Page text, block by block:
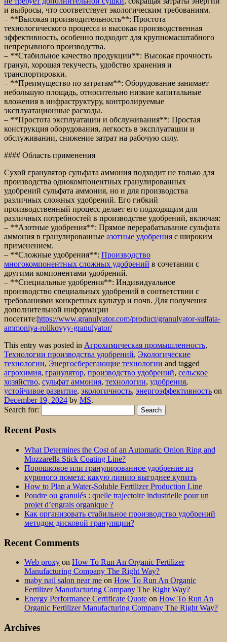
и выбросы, что соответствует экологическим требованиям.
– **Высокая производительность**: Простота
технологического процесса и высокая производственная
эффективность, особенно подходит для крупномасштабного
непрерывного производства.
– **Стабильное качество продукции**: Высокая прочность
гранул, хорошая текучесть, удобство хранения и
транспортировки.
– **Преимущество по затратам**: Оборудование занимает
небольшую площадь, относительно низкие капитальные
вложения в инфраструктуру, контролируемые
эксплуатационные расходы.
– **Простота эксплуатации и обслуживания**: Простая
конструкция оборудования, легкость в эксплуатации и
обслуживании, снижение затрат на рабочую силу.
#### Область применения
Сухой гранулятор сульфата аммония подходит не только для
производства однокомпонентных гранулированных
удобрений сульфата аммония, но и для производства
различных сложных удобрений. Его гибкий
производственный процесс делает его подходящим для
различных потребностей в производстве удобрений, включая:
– **Азотные удобрения**: Прямое перерабатывание сульфата
аммония в гранулированные азотные удобрения с широким
применением.
– **Сложные удобрения**: Производство
многокомпонентных сложных удобрений в сочетании с
другими компонентами удобрений.
– **Специальные удобрения**: Индивидуальное
производство специальных удобрений в соответствии с
требованиями конкретных культур и почв. Для получения
дополнительной информации
посетите:https://www.granulyator.com/product/granulyator-sulfata-
ammoniya-rolikovyy-granulyator/
This entry was posted in Агрохимическая промышленность,
Технологии производства удобрений, Экологические
технологии, Энергосберегающие технологии and tagged
агрохимия, гранулятор, производство удобрений, сельское
хозяйство, сульфат аммония, технологии, удобрения,
устойчивое развитие, экологичность, энергоэффективность on
December 19, 2024 by MS.
Search for:
Recent Posts
What Determines the Cost of an Automatic Onion Ring and
Mozzarella Stick Coating Line?
Порошковое или гранулированное удобрение из
куриного помета: какую линию выгоднее купить
How to Plan a Water-Soluble Fertilizer Production Line
Poudre ou granulés : quelle trajectoire industrielle pour un
projet d’engrais organique ?
Как организовать стабильное производство удобрений
методом дисковой грануляции?
Recent Comments
Web proxy on How To Run An Organic Fertilizer
Manufacturing Company The Right Way?
maby nail salon near me on How To Run An Organic
Fertilizer Manufacturing Company The Right Way?
Energy Performance Certificate Quote on How To Run An
Organic Fertilizer Manufacturing Company The Right Way?
Archives